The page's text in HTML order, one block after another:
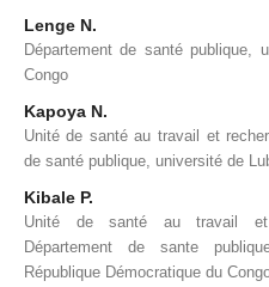
Lenge N.
Département de santé publique,
Congo
Kapoya N.
Unité de santé au travail et
de santé publique, université de
Kibale P.
Unité de santé au travail et
Département de sante
République Démocratique du